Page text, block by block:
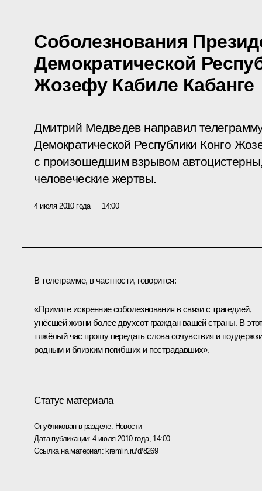
Соболезнования
Демократической
Жозефу Кабиле Кабанге
Дмитрий Медведев направил
Демократической Республики Конго
с произошедшим взрывом
человеческие жертвы.
4 июля 2010 года 14:00
В телеграмме, в частности, говорится:
«Примите искренние соболезнования в связи с трагедией,
унёсшей жизни более двухсот граждан вашей страны. В
тяжёлый час прошу передать слова сочувствия и
родным и близким погибших и пострадавших».
Статус материала
Опубликован в разделе: Новости
Дата публикации:4 июля 2010 года, 14:00
Ссылка на материал: kremlin.ru/d/8269